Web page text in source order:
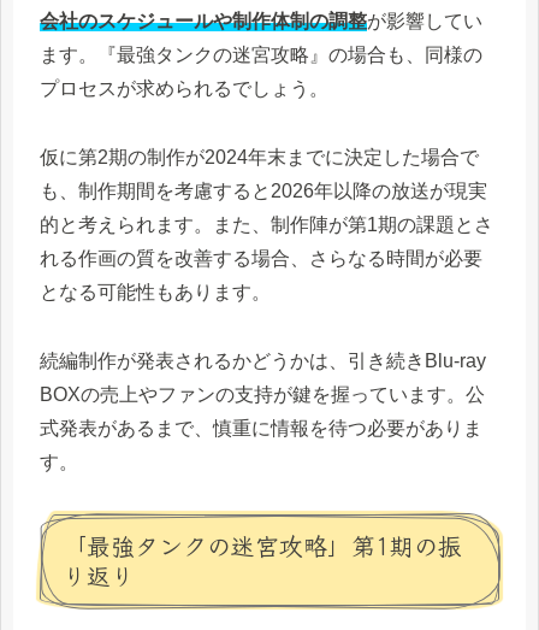
会社のスケジュールや制作体制の調整が影響してい
ます。『最強タンクの迷宮攻略』の場合も、同様の
プロセスが求められるでしょう。
仮に第2期の制作が2024年末までに決定した場合で
も、制作期間を考慮すると2026年以降の放送が現実
的と考えられます。また、制作陣が第1期の課題とさ
れる作画の質を改善する場合、さらなる時間が必要
となる可能性もあります。
続編制作が発表されるかどうかは、引き続きBlu-ray
BOXの売上やファンの支持が鍵を握っています。公
式発表があるまで、慎重に情報を待つ必要がありま
す。
「最強タンクの迷宮攻略」第1期の振
り返り